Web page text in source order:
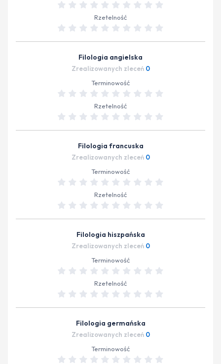
Rzetelność
Filologia angielska
Zrealizowanych zleceń 0
Terminowość
Rzetelność
Filologia francuska
Zrealizowanych zleceń 0
Terminowość
Rzetelność
Filologia hiszpańska
Zrealizowanych zleceń 0
Terminowość
Rzetelność
Filologia germańska
Zrealizowanych zleceń 0
Terminowość